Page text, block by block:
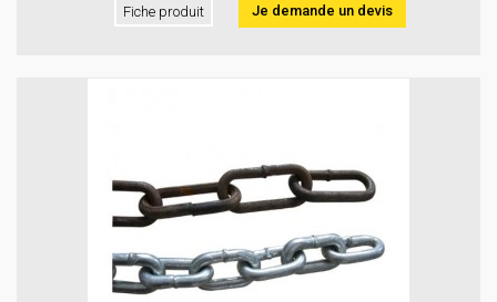
Fiche produit Je demande un devis